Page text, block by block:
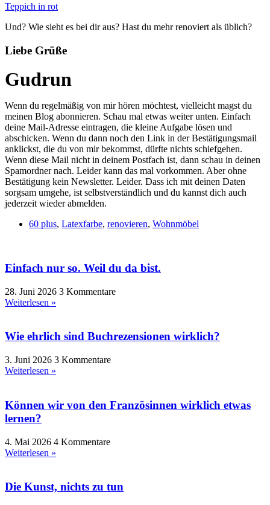
Teppich in rot
Und? Wie sieht es bei dir aus? Hast du mehr renoviert als üblich?
Liebe Grüße
Gudrun
Wenn du regelmäßig von mir hören möchtest, vielleicht magst du
meinen Blog abonnieren. Schau mal etwas weiter unten. Einfach
deine Mail-Adresse eintragen, die kleine Aufgabe lösen und
abschicken. Wenn du dann noch den Link in der Bestätigungsmail
anklickst, die du von mir bekommst, dürfte nichts schiefgehen.
Wenn diese Mail nicht in deinem Postfach ist, dann schau in deinen
Spamordner nach. Leider kann das mal vorkommen. Aber ohne
Bestätigung kein Newsletter. Leider. Dass ich mit deinen Daten
sorgsam umgehe, ist selbstverständlich und du kannst dich auch
jederzeit wieder abmelden.
60 plus, Latexfarbe, renovieren, Wohnmöbel
Einfach nur so. Weil du da bist.
28. Juni 2026 3 Kommentare
Weiterlesen »
Wie ehrlich sind Buchrezensionen wirklich?
3. Juni 2026 3 Kommentare
Weiterlesen »
Können wir von den Französinnen wirklich etwas
lernen?
4. Mai 2026 4 Kommentare
Weiterlesen »
Die Kunst, nichts zu tun